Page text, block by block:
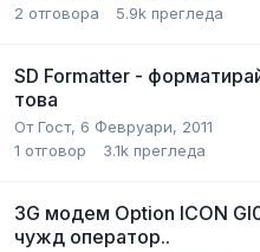
2 отговора 5.9k прегледа
SD Formatter -
това
ОтГост, 6 Февруари, 2011
1 отговор 3.1k прегледа
3G модем Option ICON
чужд оператор..